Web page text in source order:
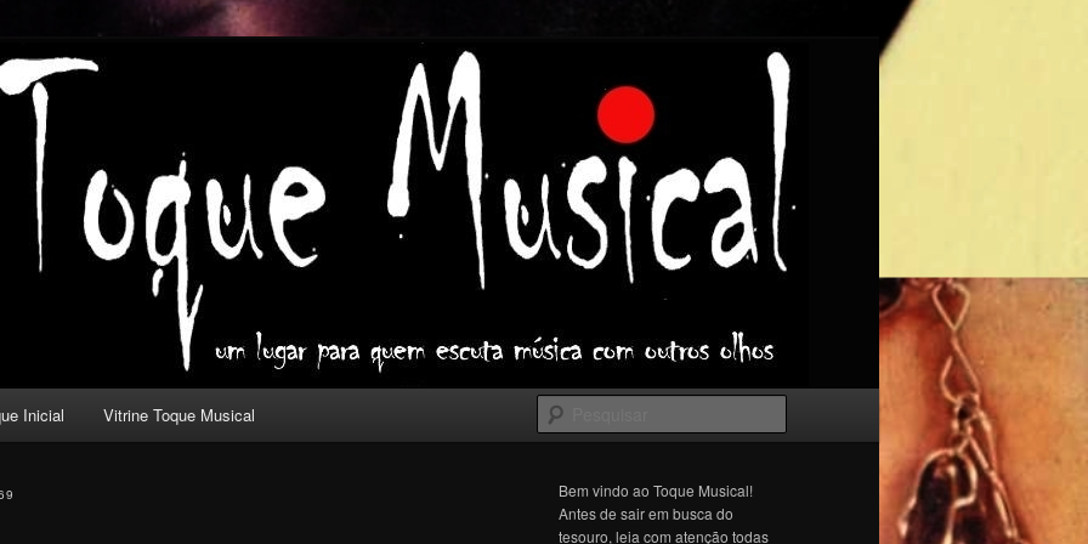
com outros olhos.
Inicial Vitrine Toque Musical
Bem vindo ao Toque Musical!
Antes de sair em busca do
tesouro, leia com atenção todas